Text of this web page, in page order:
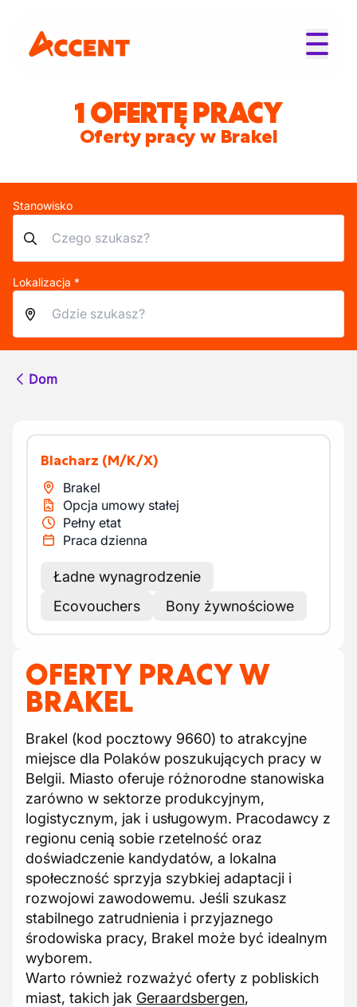
1 OFERTĘ PRACY
Oferty pracy w Brakel
Stanowisko
Lokalizacja *
Dom
Blacharz (M/K/X)
Brakel
Opcja umowy stałej
Pełny etat
Praca dzienna
Ładne wynagrodzenie
Ecovouchers
Bony żywnościowe
OFERTY PRACY W
BRAKEL
Brakel (kod pocztowy 9660) to atrakcyjne
miejsce dla Polaków poszukujących pracy w
Belgii. Miasto oferuje różnorodne stanowiska
zarówno w sektorze produkcyjnym,
logistycznym, jak i usługowym. Pracodawcy z
regionu cenią sobie rzetelność oraz
doświadczenie kandydatów, a lokalna
społeczność sprzyja szybkiej adaptacji i
rozwojowi zawodowemu. Jeśli szukasz
stabilnego zatrudnienia i przyjaznego
środowiska pracy, Brakel może być idealnym
wyborem.
Warto również rozważyć oferty z pobliskich
miast, takich jak Geraardsbergen,